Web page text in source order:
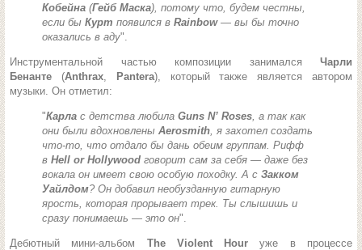
Кобейна (Гейб Маска), потому что, будем честны,
если бы Курт появился в Rainbow — вы бы точно
оказались в аду".
Инструментальной частью композиции занимался Чарли
Бенанте (Anthrax, Pantera), который также является автором
музыки. Он отметил:
"Карла с детства любила Guns N’ Roses, а так как
они были вдохновлены Aerosmith, я захотел создать
что-то, что отдало бы дань обеим группам. Рифф
в Hell or Hollywood говорит сам за себя — даже без
вокала он имеет свою особую походку. А с Закком
Уайлдом? Он добавил необузданную гитарную
ярость, которая прорывает трек. Ты слышишь и
сразу понимаешь — это он".
Дебютный мини-альбом The Violent Hourуже в процессе